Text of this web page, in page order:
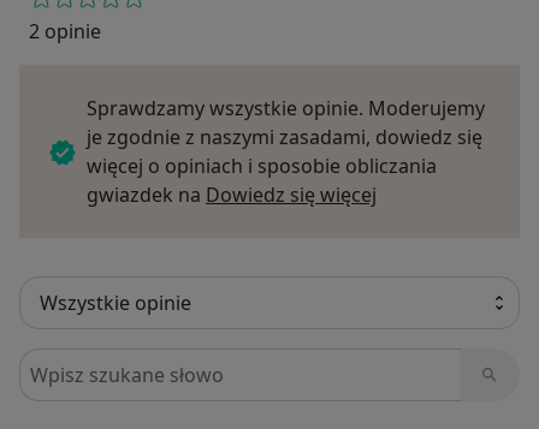
2 opinie
Sprawdzamy wszystkie opinie. Moderujemy
je zgodnie z naszymi zasadami, dowiedz się
więcej o opiniach i sposobie obliczania
gwiazdek na Dowiedz się więcej
Szukaj w opiniach